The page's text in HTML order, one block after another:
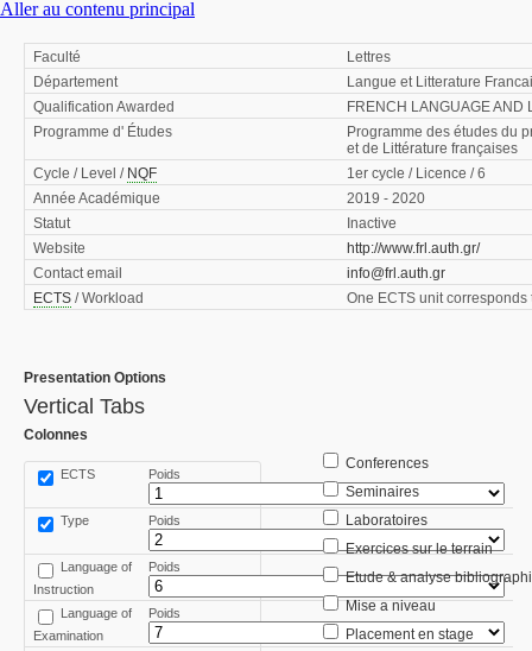
Aller au contenu principal
Faculté
Lettres
Département
Langue et Litterature
Qualification Awarded
FRENCH LANGUAGE AND
Programme d' Études
Programme des études du
et de Littérature françaises
Cycle / Level / NQF
1er cycle / Licence / 6
Année Académique
2019 - 2020
Statut
Inactive
Website
http://www.frl.auth.gr/
Contact email
info@frl.auth.gr
ECTS / Workload One ECTS unit
Presentation Options
Vertical Tabs
Colonnes
ECTS Poids
Type Poids
Language of
Instruction
Poids
Language of
Examination
Poids
Conferences
Seminaires
Laboratoires
Exercices sur le terrain
Etude & analyse
Mise a niveau
Placement en stage